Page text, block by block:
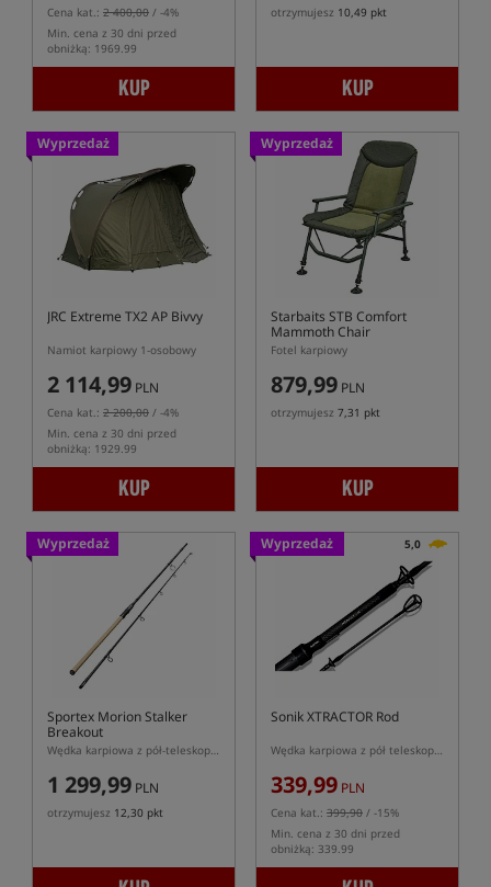
Cena kat.: 2 400,00 / -4%
Min. cena z 30 dni przed
obniżką: 1969.99
KUP
otrzymujesz 10,49 pkt
KUP
Wyprzedaż
JRC Extreme TX2 AP Bivvy
Namiot karpiowy 1-osobowy
2 114,99 PLN
Cena kat.: 2 200,00 / -4%
Min. cena z 30 dni przed
obniżką: 1929.99
KUP
Wyprzedaż
Starbaits STB Comfort
Mammoth Chair
Fotel karpiowy
879,99 PLN
otrzymujesz 7,31 pkt
KUP
Wyprzedaż
Sportex Morion Stalker
Breakout
Wędka karpiowa z pół-teleskopowym dolnikiem
1 299,99 PLN
otrzymujesz 12,30 pkt
Wyprzedaż 5,0
Sonik XTRACTOR Rod
Wędka karpiowa z pół teleskopowym dolnikiem
339,99 PLN
Cena kat.: 399,90 / -15%
Min. cena z 30 dni przed
obniżką: 339.99